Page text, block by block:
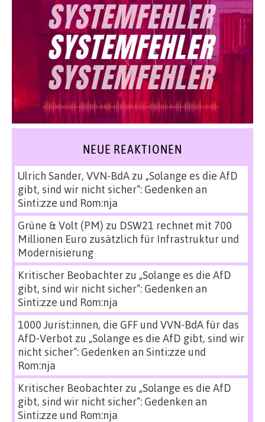
NEUE REAKTIONEN
Ulrich Sander, VVN-BdAzu „Solange es die AfD
gibt, sind wir nicht sicher“: Gedenken an
Sinti:zze und Rom:nja
Grüne & Volt (PM) zu DSW21 rechnet mit 700
Millionen Euro zusätzlich für Infrastruktur und
Modernisierung
Kritischer Beobachterzu „Solange es die AfD
gibt, sind wir nicht sicher“: Gedenken an
Sinti:zze und Rom:nja
1000 Jurist:innen, die GFF und VVN-BdA für das
AfD-Verbot zu „Solange es die AfD gibt, sind wir
nicht sicher“: Gedenken an Sinti:zze und
Rom:nja
Kritischer Beobachterzu „Solange es die AfD
gibt, sind wir nicht sicher“: Gedenken an
Sinti:zze und Rom:nja